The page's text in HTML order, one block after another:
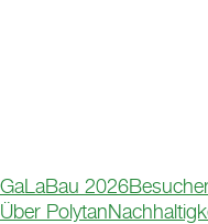
GaLaBau 2026
Über Polytan